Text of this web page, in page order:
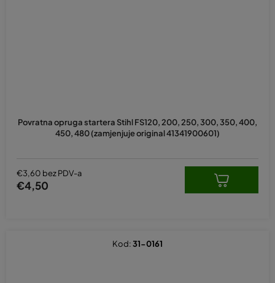
Povratna opruga startera Stihl FS120, 200, 250, 300, 350, 400,
450, 480 (zamjenjuje original 41341900601)
€3,60 bez PDV-a
€4,50
Kod:31-0161